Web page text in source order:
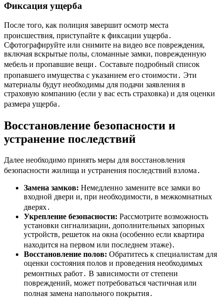
Фиксация ущерба
После того, как полиция завершит осмотр места
происшествия, приступайте к фиксации ущерба․
Сфотографируйте или снимите на видео все повреждения,
включая вскрытые полы, сломанные замки, поврежденную
мебель и пропавшие вещи․ Составьте подробный список
пропавшего имущества с указанием его стоимости․ Эти
материалы будут необходимы для подачи заявления в
страховую компанию (если у вас есть страховка) и для оценки
размера ущерба․
Восстановление безопасности и
устранение последствий
Далее необходимо принять меры для восстановления
безопасности жилища и устранения последствий взлома․
Замена замков: Немедленно замените все замки во
входной двери и, при необходимости, в межкомнатных
дверях․
Укрепление безопасности: Рассмотрите возможность
установки сигнализации, дополнительных запорных
устройств, решеток на окна (особенно если квартира
находится на первом или последнем этаже)․
Восстановление полов: Обратитесь к специалистам для
оценки состояния полов и проведения необходимых
ремонтных работ․ В зависимости от степени
повреждений, может потребоваться частичная или
полная замена напольного покрытия․